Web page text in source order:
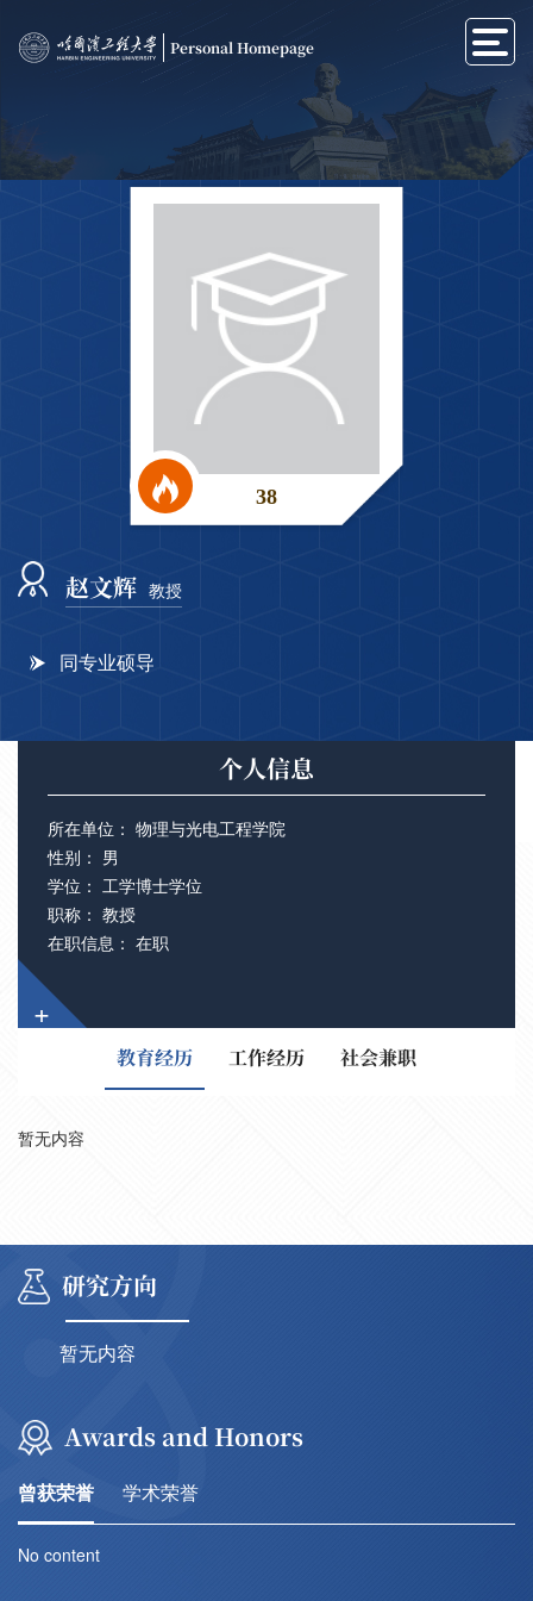
Personal Homepage
38
赵文辉 教授
同专业硕导
个人信息
所在单位： 物理与光电工程学院
性别： 男
学位： 工学博士学位
职称： 教授
在职信息： 在职
+
教育经历 工作经历 社会兼职
暂无内容
研究方向
暂无内容
Awards and Honors
曾获荣誉 学术荣誉
No content